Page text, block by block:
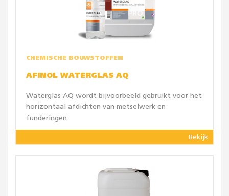
CHEMISCHE BOUWSTOFFEN
AFINOL WATERGLAS AQ
Waterglas AQ wordt bijvoorbeeld gebruikt voor het
horizontaal afdichten van metselwerk en
funderingen.
Bekijk